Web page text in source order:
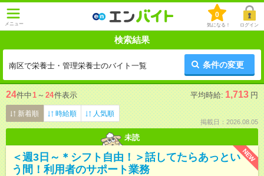
メニュー
0
気になる！ ログイン
検索結果
南区で栄養士・管理栄養士のバイト一覧 条件の変更
24件中1 ～ 24件表示 平均時給: 1,713 円
新着順 時給順 人気順
掲載日：2026.08.05
未読
NEW
＜週3日～＊シフト自由！＞話してたらあっとい
う間！利用者のサポート業務